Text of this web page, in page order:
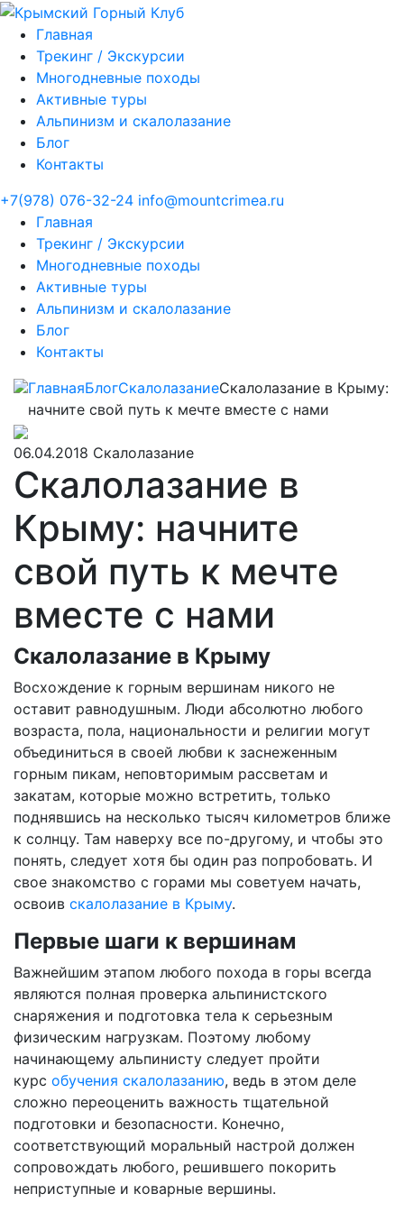
Главная
Трекинг / Экскурсии
Многодневные походы
Активные туры
Альпинизм и скалолазание
Блог
Контакты
+7(978) 076-32-24 info@mountcrimea.ru
Главная
Трекинг / Экскурсии
Многодневные походы
Активные туры
Альпинизм и скалолазание
Блог
Контакты
ГлавнаяБлогСкалолазаниеСкалолазание в Крыму:
начните свой путь к мечте вместе с нами
06.04.2018 Скалолазание
Скалолазание в
Крыму: начните
свой путь к мечте
вместе с нами
Скалолазание в Крыму
Восхождение к горным вершинам никого не
оставит равнодушным. Люди абсолютно любого
возраста, пола, национальности и религии могут
объединиться в своей любви к заснеженным
горным пикам, неповторимым рассветам и
закатам, которые можно встретить, только
поднявшись на несколько тысяч километров ближе
к солнцу. Там наверху все по-другому, и чтобы это
понять, следует хотя бы один раз попробовать. И
свое знакомство с горами мы советуем начать,
освоив скалолазание в Крыму.
Первые шаги к вершинам
Важнейшим этапом любого похода в горы всегда
являются полная проверка альпинистского
снаряжения и подготовка тела к серьезным
физическим нагрузкам. Поэтому любому
начинающему альпинисту следует пройти
курс обучения скалолазанию, ведь в этом деле
сложно переоценить важность тщательной
подготовки и безопасности. Конечно,
соответствующий моральный настрой должен
сопровождать любого, решившего покорить
неприступные и коварные вершины.